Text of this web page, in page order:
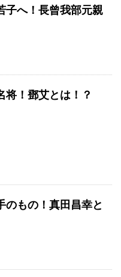
子へ！長曾我部元親
将！鄧艾とは！？
のもの！真田昌幸と